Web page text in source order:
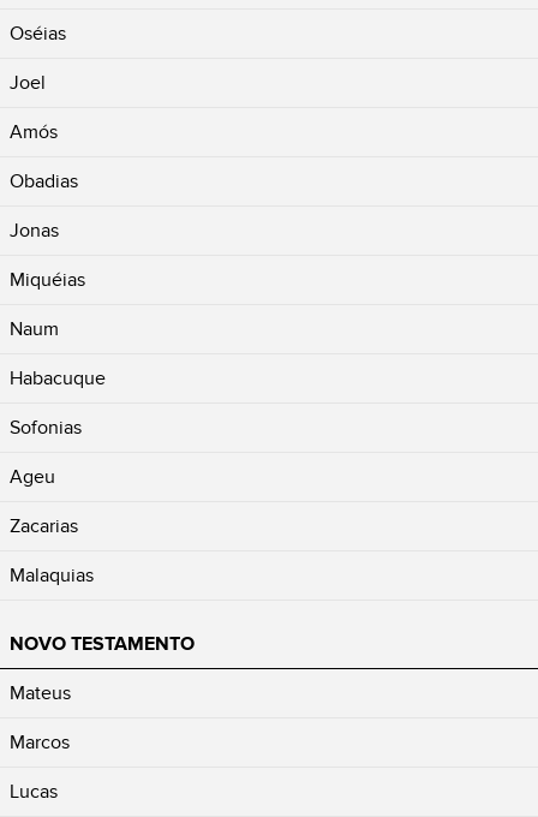
Oséias
Joel
Amós
Obadias
Jonas
Miquéias
Naum
Habacuque
Sofonias
Ageu
Zacarias
Malaquias
NOVO TESTAMENTO
Mateus
Marcos
Lucas